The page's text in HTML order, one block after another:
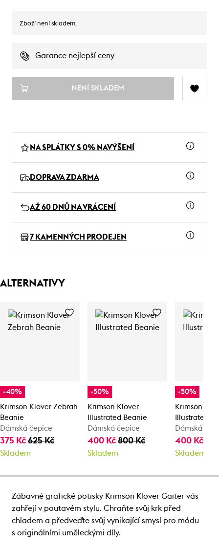
Zboží není skladem.
Garance nejlepší ceny
NENÍ SKLADEM
NA SPLÁTKY S 0% NAVÝŠENÍ
DOPRAVA ZDARMA
AŽ 60 DNŮ NA VRÁCENÍ
7 KAMENNÝCH PRODEJEN
ALTERNATIVY
-40%
Krimson Klover Zebrah
Beanie
Dámská čepice
375 Kč 625 Kč
Skladem
-50%
Krimson Klover
Illustrated Beanie
Dámská čepice
400 Kč800 Kč
Skladem
-50%
Krimson
Illustrated
Dámská
400 Kč
Skladem
Zábavné grafické potisky Krimson Klover Gaiter vás
zahřejí v poutavém stylu. Chraňte svůj krk před
chladem a předveďte svůj vynikající smysl pro módu
s originálními uměleckými díly.